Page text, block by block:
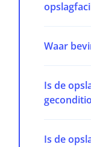
Waar
Is de
Is de